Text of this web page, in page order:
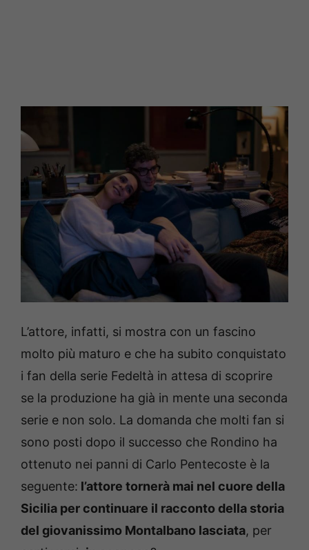
L’attore, infatti, si mostra con un fascino
molto più maturo e che ha subito conquistato
i fan della serie Fedeltà in attesa di scoprire
se la produzione ha già in mente una seconda
serie e non solo. La domanda che molti fan si
sono posti dopo il successo che Rondino ha
ottenuto nei panni di Carlo Pentecoste è la
seguente: l’attore tornerà mai nel cuore della
Sicilia per continuare il racconto della storia
del giovanissimo Montalbano lasciata, per